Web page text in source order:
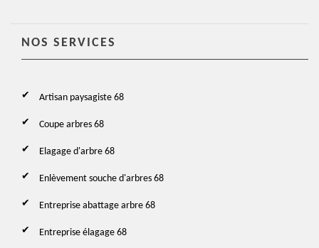
NOS SERVICES
Artisan paysagiste 68
Coupe arbres 68
Elagage d'arbre 68
Enlèvement souche d'arbres 68
Entreprise abattage arbre 68
Entreprise élagage 68